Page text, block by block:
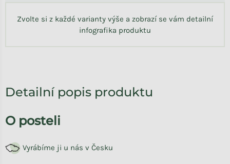
Zvolte si z každé varianty výše a zobrazí se vám detailní
infografika produktu
Detailní popis produktu
O posteli
Vyrábíme ji u nás v Česku